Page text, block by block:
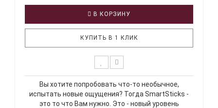
В КОРЗИНУ
КУПИТЬ В 1 КЛИК
Вы хотите попробовать что-то необычное,
испытать новые ощущения? Тогда SmartSticks -
это то что Вам нужно. Это - новый уровень